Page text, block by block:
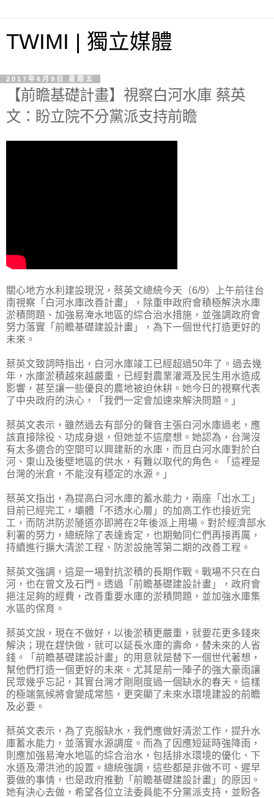
TWIMI | 獨立媒體
2017年6月9日 星期五
【前瞻基礎計畫】視察白河水庫 蔡英
文：盼立院不分黨派支持前瞻
關心地方水利建設現況，蔡英文總統今天（6/9）上午前往台
南視察「白河水庫改善計畫」，除重申政府會積極解決水庫
淤積問題、加強易淹水地區的綜合治水措施，並強調政府會
努力落實「前瞻基礎建設計畫」，為下一個世代打造更好的
未來。
蔡英文致詞時指出，白河水庫竣工已經超過50年了。過去幾
年，水庫淤積越來越嚴重，已經對農業灌溉及民生用水造成
影響，甚至讓一些優良的農地被迫休耕。她今日的視察代表
了中央政府的決心，「我們一定會加速來解決問題。」
蔡英文表示，雖然過去有部分的聲音主張白河水庫過老，應
該直接除役、功成身退，但她並不這麼想。她認為，台灣沒
有太多適合的空間可以興建新的水庫，而且白河水庫對於白
河、東山及後壁地區的供水，有難以取代的角色。「這裡是
台灣的米倉，不能沒有穩定的水源。」
蔡英文指出，為提高白河水庫的蓄水能力，兩座「出水工」
目前已經完工，壩體「不透水心層」的加高工作也接近完
工，而防洪防淤隧道亦即將在2年後派上用場。對於經濟部水
利署的努力，總統除了表達肯定，也期勉同仁們再接再厲，
持續進行擴大清淤工程、防淤設施等第二期的改善工程。
蔡英文強調，這是一場對抗淤積的長期作戰。戰場不只在白
河，也在曾文及石門。透過「前瞻基礎建設計畫」，政府會
挹注足夠的經費，改善重要水庫的淤積問題，並加強水庫集
水區的保育。
蔡英文說，現在不做好，以後淤積更嚴重，就要花更多錢來
解決；現在趕快做，就可以延長水庫的壽命，替未來的人省
錢。「前瞻基礎建設計畫」的用意就是替下一個世代著想，
幫他們打造一個更好的未來。尤其是前一陣子的強大豪雨讓
民眾幾乎忘記，其實台灣才剛剛度過一個缺水的春天。這樣
的極端氣候將會變成常態，更突顯了未來水環境建設的前瞻
及必要。
蔡英文表示，為了克服缺水，我們應做好清淤工作，提升水
庫蓄水能力，並落實水源調度。而為了因應短延時強降雨，
則應加強易淹水地區的綜合治水，包括排水環境的優化、下
水道及滯洪池的設置。總統強調，這些都是非做不可、遲早
要做的事情，也是政府推動「前瞻基礎建設計畫」的原因。
她有決心去做，希望各位立法委員能不分黨派支持，並盼各